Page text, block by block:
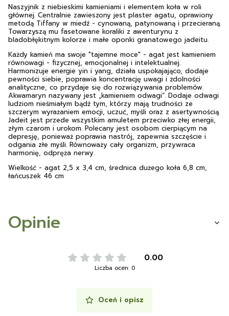
Naszyjnik z niebieskimi kamieniami i elementem koła w roli
głównej. Centralnie zawieszony jest plaster agatu, oprawiony
metodą Tiffany w miedź - cynowaną, patynowaną i przecieraną.
Towarzyszą mu fasetowane koraliki z awenturynu z
bladobłękitnym kolorze i małe oponki granatowego jadeitu.
Każdy kamień ma swoje "tajemne moce" - agat jest kamieniem
równowagi - fizycznej, emocjonalnej i intelektualnej.
Harmonizuje energie yin i yang, działa uspokajająco, dodaje
pewności siebie, poprawia koncentrację uwagi i zdolności
analityczne, co przydaje się do rozwiązywania problemów.
Akwamaryn nazywany jest „kamieniem odwagi”. Dodaje odwagi
ludziom nieśmiałym bądź tym, którzy mają trudności ze
szczerym wyrażaniem emocji, uczuć, myśli oraz z asertywnością.
Jadeit jest przede wszystkim amuletem przeciwko złej energii,
złym czarom i urokom. Polecany jest osobom cierpiącym na
depresję, ponieważ poprawia nastrój, zapewnia szczęście i
odgania złe myśli. Równoważy cały organizm, przywraca
harmonię, odpręża nerwy.
Wielkość - agat 2,5 x 3,4 cm, średnica dużego koła 6,8 cm,
łańcuszek 46 cm
Opinie
0.00
Liczba ocen: 0
Oceń i opisz